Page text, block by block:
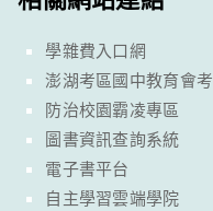
學雜費入口網
澎湖考區國中教育會考
防治校園霸凌專區
圖書資訊查詢系統
電子書平台
自主學習雲端學院